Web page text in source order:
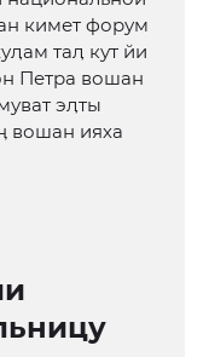
кимет форум
таӆ кут йи
Петра вошан
эӆты
вошан ияха